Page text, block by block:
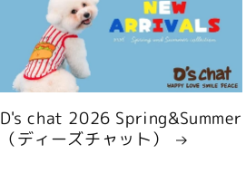
D's chat 2026 Spring&Summer
（ディーズチャット）